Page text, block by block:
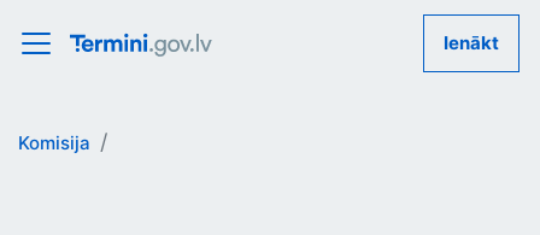
Ienākt
Komisija